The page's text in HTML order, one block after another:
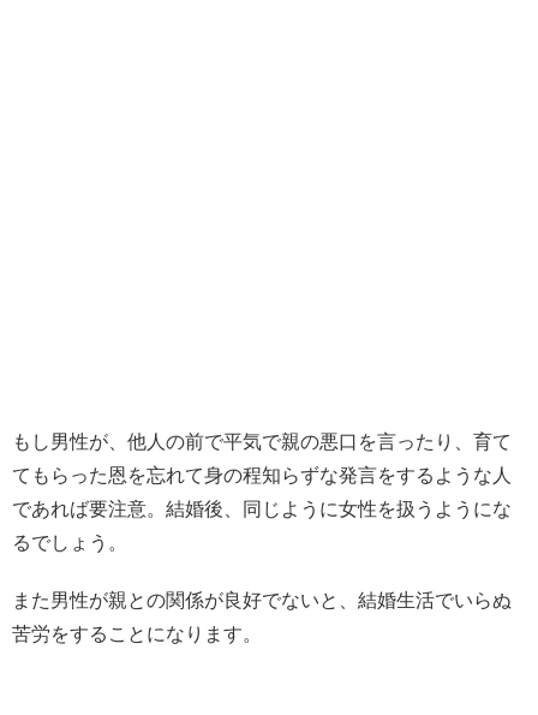
もし男性が、他人の前で平気で親の悪口を言ったり、育て
てもらった恩を忘れて身の程知らずな発言をするような人
であれば要注意。結婚後、同じように女性を扱うようにな
るでしょう。
また男性が親との関係が良好でないと、結婚生活でいらぬ
苦労をすることになります。